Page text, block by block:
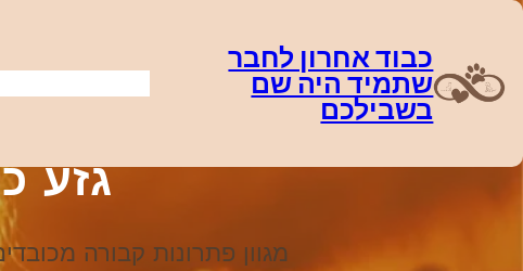
לדלג
כבוד אחרון לחבר
שתמיד היה שם
בשבילכם
גזע
מגוון פתרונות קבורה